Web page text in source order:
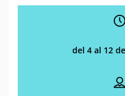
del 4 al 12